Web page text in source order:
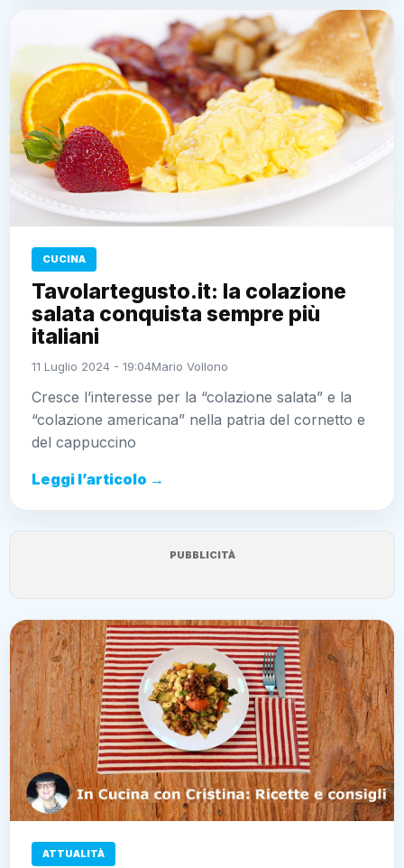
CUCINA
Tavolartegusto.it: la colazione
salata conquista sempre più
italiani
11 Luglio 2024 - 19:04Mario Vollono
Cresce l’interesse per la “colazione salata” e la
“colazione americana” nella patria del cornetto e
del cappuccino
Leggi l’articolo →
PUBBLICITÀ
ATTUALITÀ